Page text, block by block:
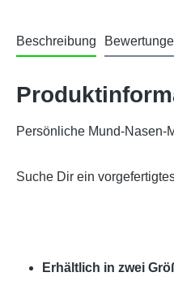
Beschreibung
Persönliche Mund-Nasen-
Suche Dir ein
Erhältlich in zwei